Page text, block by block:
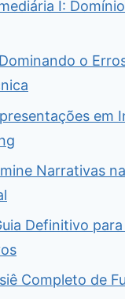
I:
o
em
Narrativas
Definitivo
Completo de